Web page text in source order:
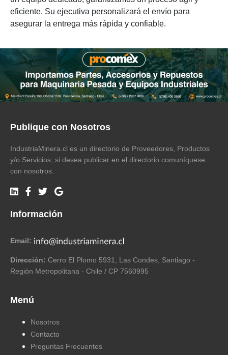
eficiente. Su ejecutiva personalizará el envío para
asegurar la entrega más rápida y confiable.
Publique con Nosotros
IndustriaMinera.cl es un directorio de Proveedores, Productos
y/o Servicios, si desea publicar en el directorio comuníquese
con nosotros.
Información
Email:
Dirección: Cerro El Plomo 5931, Las Condes, Santiago -
Región Metropolitana - Chile / CP 7560995
Menú
Nosotros
Contacto
Preguntas Frecuentes